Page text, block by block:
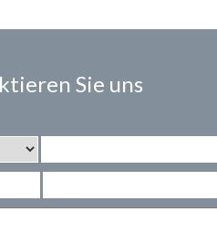
Sie uns